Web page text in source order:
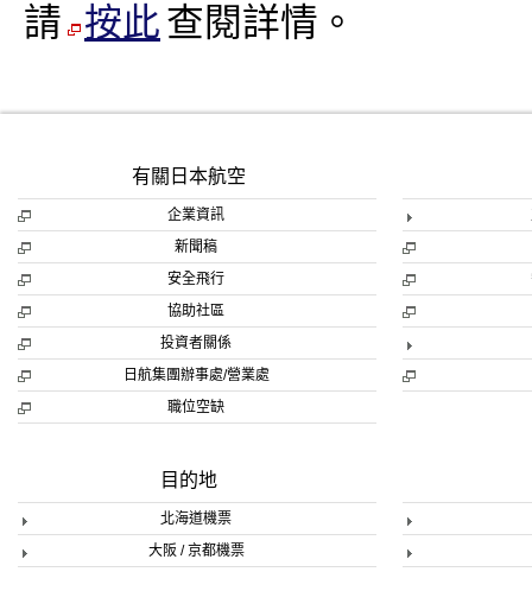
請 按此查閱詳情。
有關日本航空
企業資訊
新聞稿
安全飛行
協助社區
投資者關係
日航集團辦事處/營業處
職位空缺
目的地
北海道機票
大阪 / 京都機票